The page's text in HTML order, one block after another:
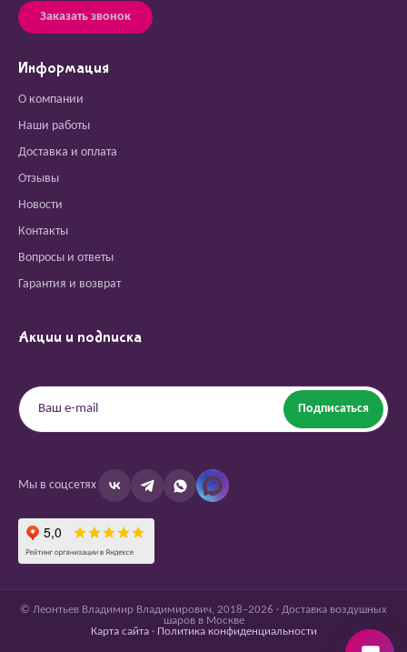
Заказать звонок
Информация
О компании
Наши работы
Доставка и оплата
Отзывы
Новости
Контакты
Вопросы и ответы
Гарантия и возврат
Акции и подписка
Подписаться
Мы в соцсетях
© Леонтьев Владимир Владимирович, 2018–2026 · Доставка воздушных
шаров в Москве
Карта сайта· Политика конфиденциальности